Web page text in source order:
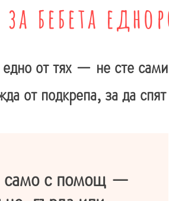
бебета
от тях — не сте
от подкрепа, за да
само с помощ —